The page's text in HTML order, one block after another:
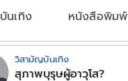
บันเทิง หนังสือพิมพ์
วิสามัญบันเทิง
สุภาพบุรุษผู้อาวุโส?